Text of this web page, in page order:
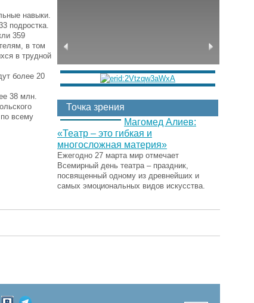
навыки.
подростка.
359
в том
в трудной
более 20
38 млн.
всему
Точка зрения
Магомед Алиев:
«Театр – это гибкая и
многосложная материя»
Ежегодно 27 марта мир отмечает
Всемирный день театра – праздник,
посвященный одному из древнейших и
самых эмоциональных видов искусства.